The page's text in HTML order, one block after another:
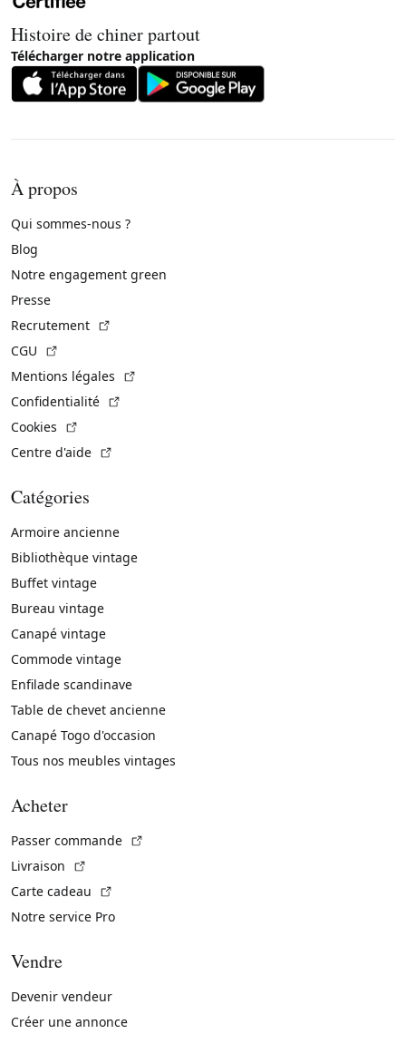
Histoire de chiner partout
Télécharger notre application
À propos
Qui sommes-nous ?
Blog
Notre engagement green
Presse
Recrutement
CGU
Mentions légales
Confidentialité
Cookies
Centre d'aide
Catégories
Armoire ancienne
Bibliothèque vintage
Buffet vintage
Bureau vintage
Canapé vintage
Commode vintage
Enfilade scandinave
Table de chevet ancienne
Canapé Togo d'occasion
Tous nos meubles vintages
Acheter
Passer commande
Livraison
Carte cadeau
Notre service Pro
Vendre
Devenir vendeur
Créer une annonce